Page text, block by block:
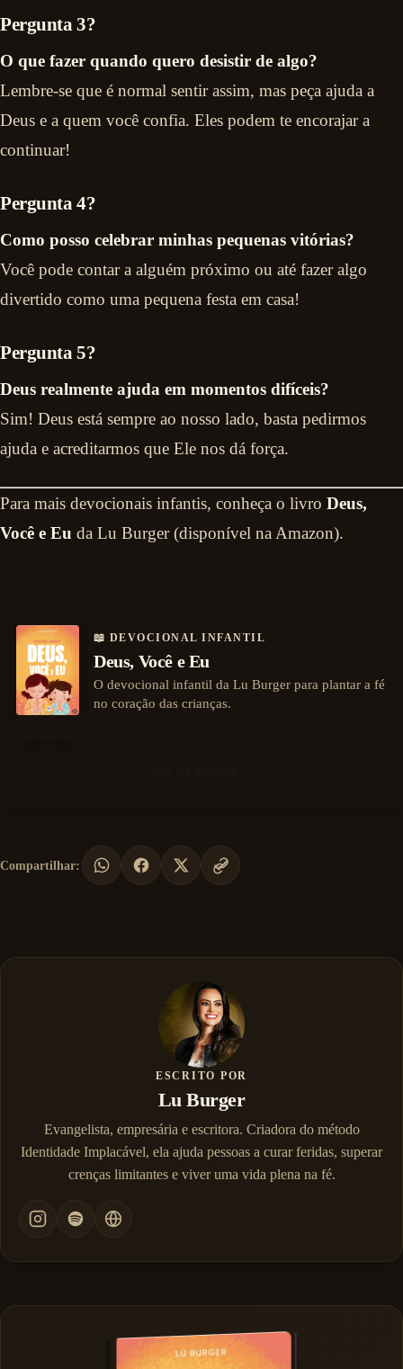
Pergunta 3?
O que fazer quando quero desistir de algo?
Lembre-se que é normal sentir assim, mas peça ajuda a
Deus e a quem você confia. Eles podem te encorajar a
continuar!
Pergunta 4?
Como posso celebrar minhas pequenas vitórias?
Você pode contar a alguém próximo ou até fazer algo
divertido como uma pequena festa em casa!
Pergunta 5?
Deus realmente ajuda em momentos difíceis?
Sim! Deus está sempre ao nosso lado, basta pedirmos
ajuda e acreditarmos que Ele nos dá força.
Para mais devocionais infantis, conheça o livro Deus,
Você e Eu da Lu Burger (disponível na Amazon).
📖 DEVOCIONAL INFANTIL
Deus, Você e Eu
O devocional infantil da Lu Burger para plantar a fé
no coração das crianças.
Compartilhar:
ESCRITO POR
Lu Burger
Evangelista, empresária e escritora. Criadora do método
Identidade Implacável, ela ajuda pessoas a curar feridas, superar
crenças limitantes e viver uma vida plena na fé.